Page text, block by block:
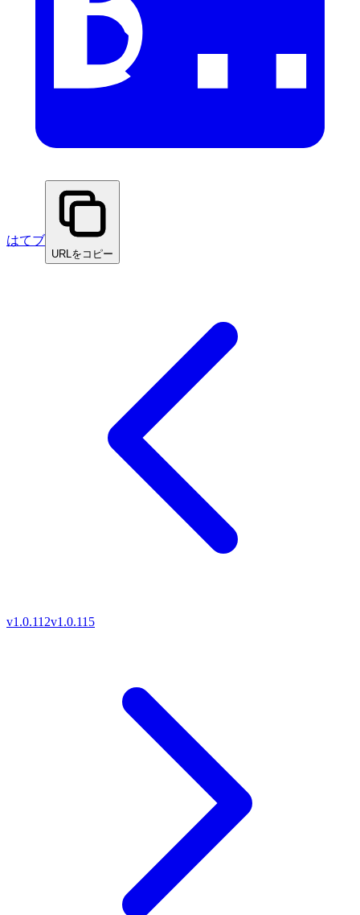
はてブ
URLをコピー
v1.0.112v1.0.115